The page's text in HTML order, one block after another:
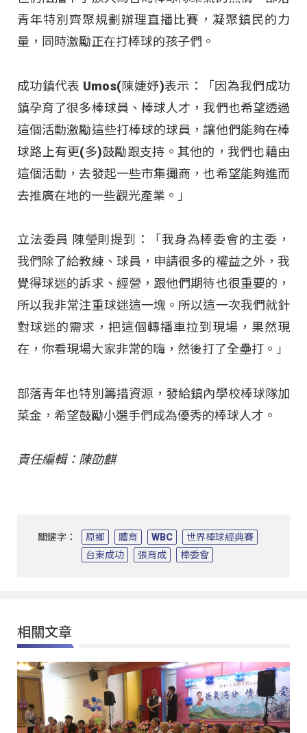
青年特別齊聚規劃辦理直播比賽，凝聚鎮民的力
量，同時激勵正在打棒球的孩子們。
成功鎮代表 Umos(陳婕妤)表示：「因為我們成功
鎮孕育了很多棒球員、棒球人才，我們也希望透過
這個活動激勵這些打棒球的球員，讓他們能夠在棒
球路上有更(多)鼓勵跟支持。其他的，我們也藉由
這個活動，去發起一些市集攤商，也希望能夠進而
去推廣在地的一些觀光產業。」
立法委員 陳瑩則提到：「我身為棒委會的主委，
我們除了給教練、球員，申請很多的權益之外，我
覺得球迷的訴求、經營，跟他們期待也很重要的，
所以我非常注重球迷這一塊。所以這一次我們就針
對球迷的需求，把這個轉播車拉到現場，果然現
在，你看現場大家非常的嗨，然後打了全壘打。」
部落青年也特別籌措資源，發給鎮內學校棒球隊加
菜金，希望鼓勵小選手們成為優秀的棒球人才。
責任編輯：陳劭麒
關鍵字： 原鄉 體育 WBC
世界棒球經典賽
台東成功
張育成 棒委會
相關文章